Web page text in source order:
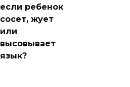
если ребенок
сосет, жует
или
высовывает
язык?